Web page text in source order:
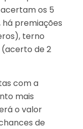
os 5
há premiações
terno
de 2
com a
mais
o valor
de